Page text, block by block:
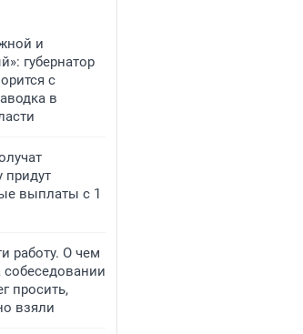
и
губернатор
с
в
придут
выплаты с 1
работу. О чем
просить,
взяли